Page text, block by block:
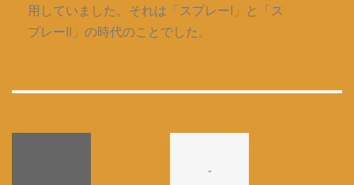
用していました。それは「スプレーI」と「ス
プレーII」の時代のことでした。
-